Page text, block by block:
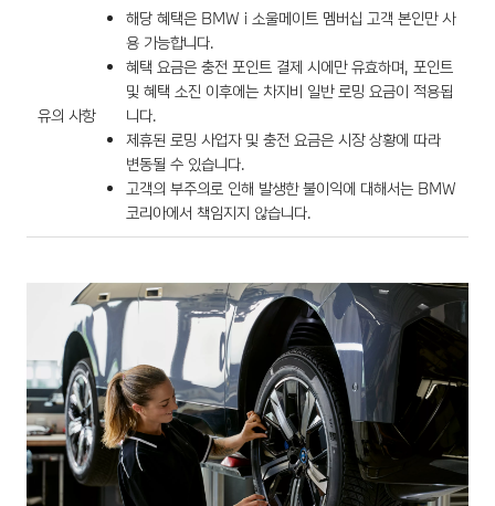
유의 사항
해당 혜택은 BMW i 소울메이트 멤버십 고객 본인만 사
용 가능합니다.
혜택 요금은 충전 포인트 결제 시에만 유효하며, 포인트
및 혜택 소진 이후에는 차지비 일반 로밍 요금이 적용됩
니다.
제휴된 로밍 사업자 및 충전 요금은 시장 상황에 따라
변동될 수 있습니다.
고객의 부주의로 인해 발생한 불이익에 대해서는 BMW
코리아에서 책임지지 않습니다.